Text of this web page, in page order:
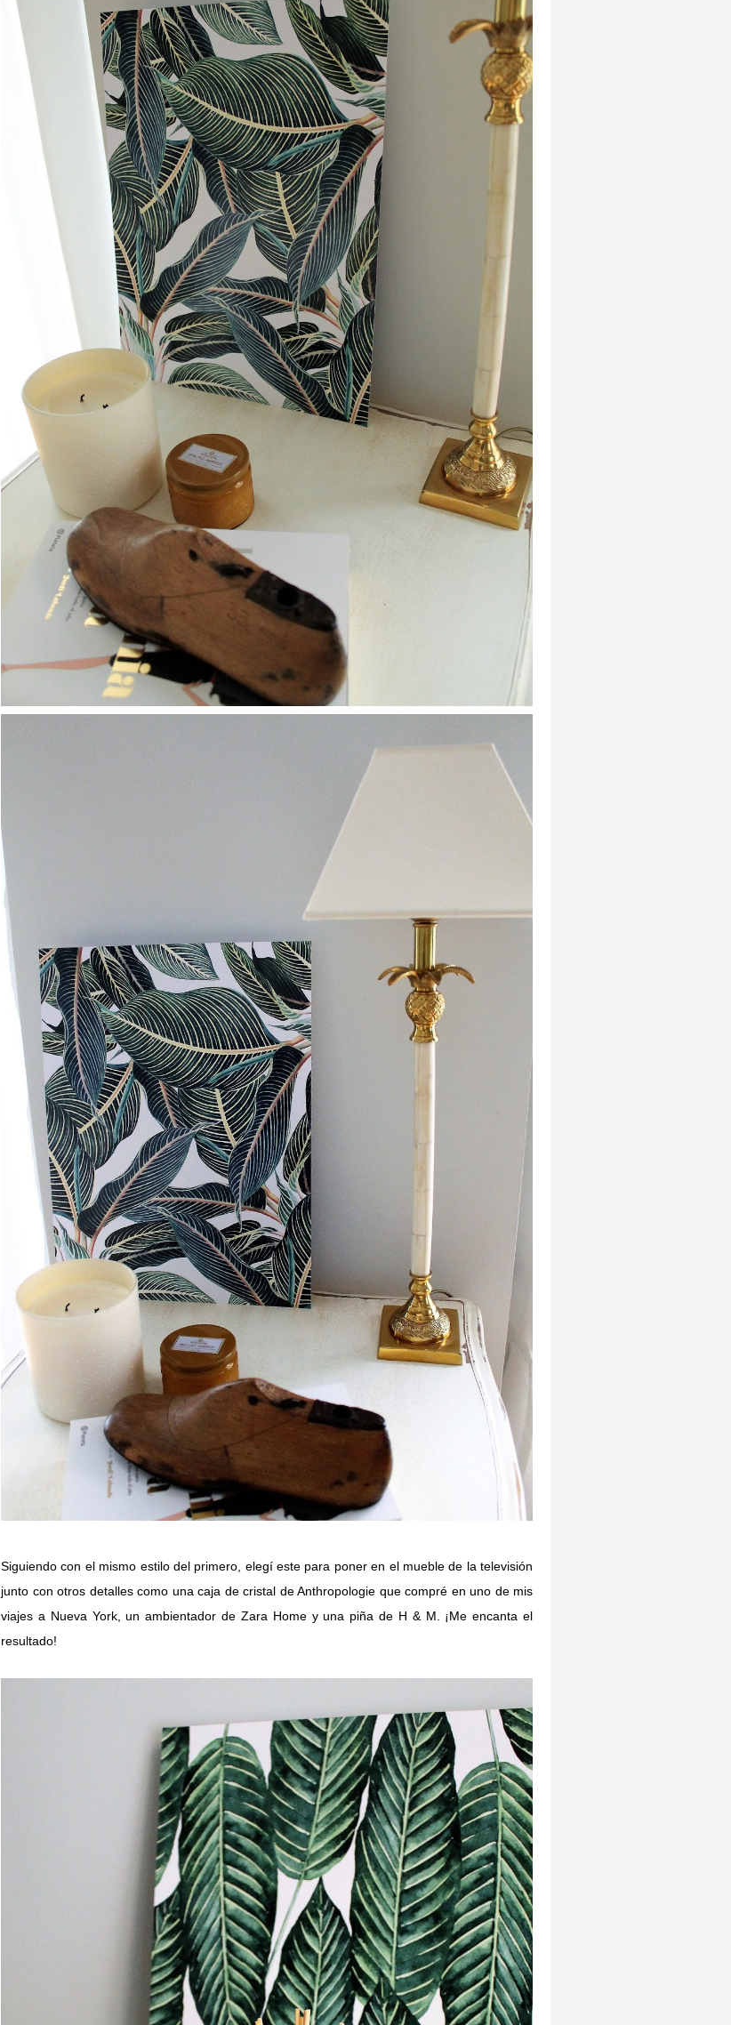
Siguiendo con el mismo estilo del primero, elegí este para poner en el mueble de la televisión
junto con otros detalles como una caja de cristal de Anthropologie que compré en uno de mis
viajes a Nueva York, un ambientador de Zara Home y una piña de H & M. ¡Me encanta el
resultado!